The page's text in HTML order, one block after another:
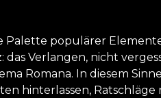
populärer
Verlangen, nicht
Romana. In diesem
hinterlassen,